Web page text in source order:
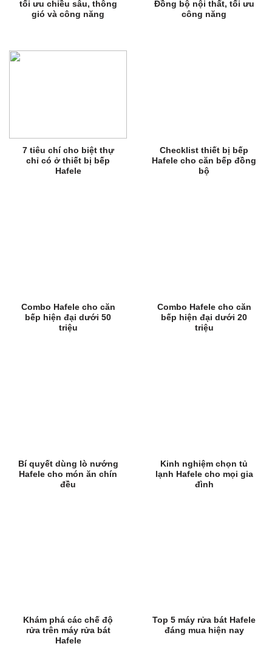
tối ưu chiều sâu, thông
gió và công năng
Đồng bộ nội thất, tối ưu
công năng
7 tiêu chí cho biệt thự
chỉ có ở thiết bị bếp
Hafele
Checklist thiết bị bếp
Hafele cho căn bếp đồng
bộ
Combo Hafele cho căn
bếp hiện đại dưới 50
triệu
Combo Hafele cho căn
bếp hiện đại dưới 20
triệu
Bí quyết dùng lò nướng
Hafele cho món ăn chín
đều
Kinh nghiệm chọn tủ
lạnh Hafele cho mọi gia
đình
Khám phá các chế độ
rửa trên máy rửa bát
Hafele
Top 5 máy rửa bát Hafele
đáng mua hiện nay